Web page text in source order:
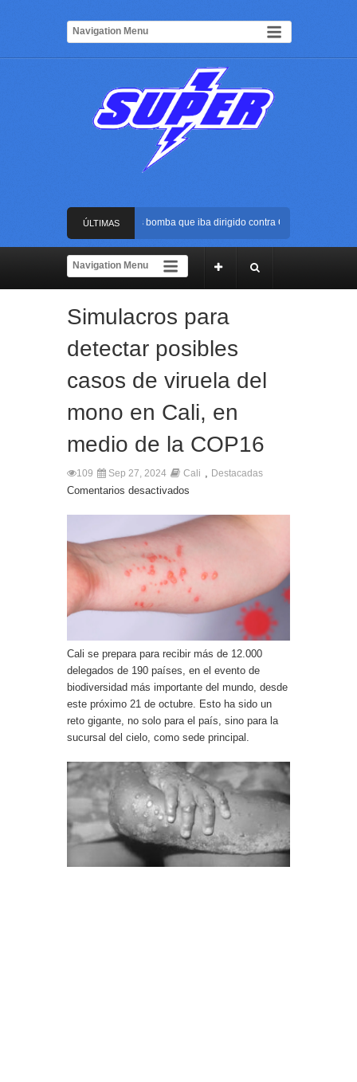
ÚLTIMAS
NOTICIAS
Frustran atentado con bus bomba que iba dirigido contra Cali durante la
La Arena USC será el escenario de la posesión presidencial de Abelardo de
Rápida reacción policial evitó que presunto agresor escapara tras atacar a
Frustran atentado con bus bomba que iba dirigido contra Cali durante la
Simulacros para
detectar posibles
casos de viruela del
mono en Cali, en
medio de la COP16
109 Sep 27, 2024 Cali , Destacadas
Comentarios desactivados
Cali se prepara para recibir más de 12.000
delegados de 190 países, en el evento de
biodiversidad más importante del mundo, desde
este próximo 21 de octubre. Esto ha sido un
reto gigante, no solo para el país, sino para la
sucursal del cielo, como sede principal.